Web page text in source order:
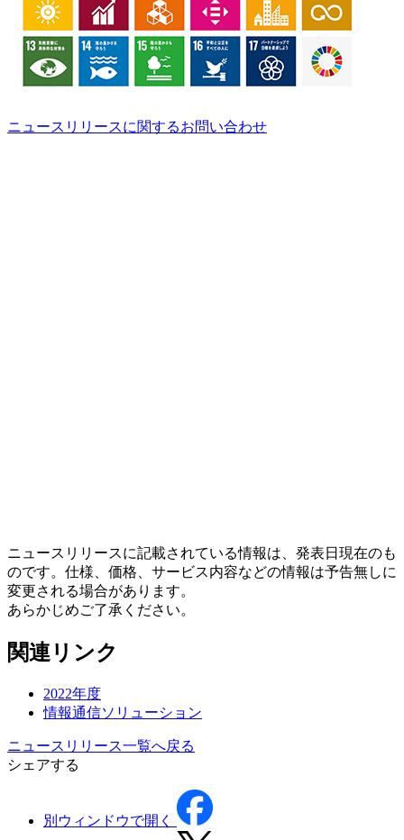
ニュースリリースに関するお問い合わせ
ニュースリリースに記載されている情報は、発表日現在のも
のです。仕様、価格、サービス内容などの情報は予告無しに
変更される場合があります。
あらかじめご了承ください。
関連リンク
2022年度
情報通信ソリューション
ニュースリリース一覧へ戻る
シェアする
別ウィンドウで開く